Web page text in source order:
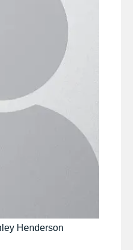
Henderson